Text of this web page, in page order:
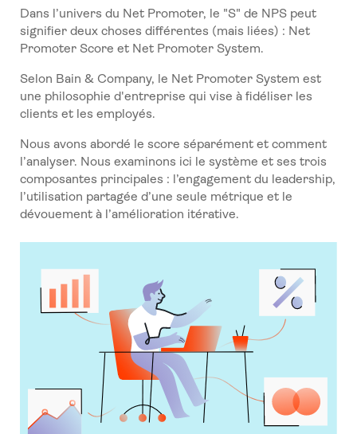
Dans l’univers du Net Promoter, le "S" de NPS peut
signifier deux choses différentes (mais liées) : Net
Promoter Score et Net Promoter System.
Selon Bain & Company, le Net Promoter System est
une philosophie d'entreprise qui vise à fidéliser les
clients et les employés.
Nous avons abordé le score séparément et comment
l’analyser. Nous examinons ici le système et ses trois
composantes principales : l’engagement du leadership,
l’utilisation partagée d’une seule métrique et le
dévouement à l’amélioration itérative.